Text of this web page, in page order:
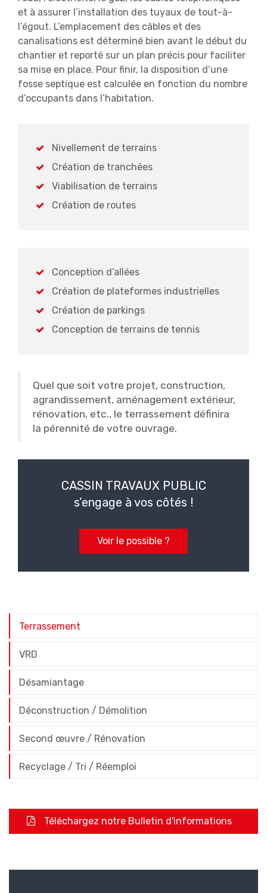
et à assurer l’installation des tuyaux de tout-à-
l’égout. L’emplacement des câbles et des
canalisations est déterminé bien avant le début du
chantier et reporté sur un plan précis pour faciliter
sa mise en place. Pour finir, la disposition d’une
fosse septique est calculée en fonction du nombre
d’occupants dans l’habitation.
Nivellement de terrains
Création de tranchées
Viabilisation de terrains
Création de routes
Conception d’allées
Création de plateformes industrielles
Création de parkings
Conception de terrains de tennis
Quel que soit votre projet, construction,
agrandissement, aménagement extérieur,
rénovation, etc., le terrassement définira
la pérennité de votre ouvrage.
CASSIN TRAVAUX PUBLIC
s’engage à vos côtés !
Voir le possible ?
Terrassement
VRD
Désamiantage
Déconstruction / Démolition
Second œuvre / Rénovation
Recyclage / Tri / Réemploi
Téléchargez notre Bulletin d'informations